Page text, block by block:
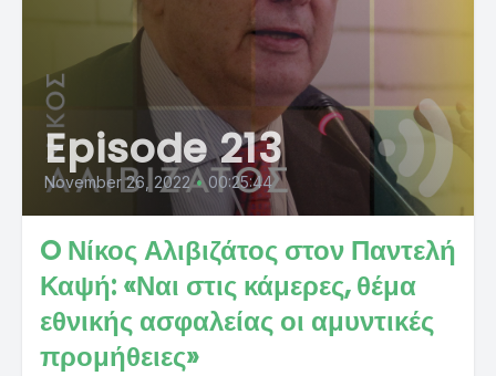
Episode 213
November 26, 2022 • 00:25:44
O Νίκος Αλιβιζάτος στον Παντελή
Καψή: «Ναι στις κάμερες, θέμα
εθνικής ασφαλείας οι αμυντικές
προμήθειες»